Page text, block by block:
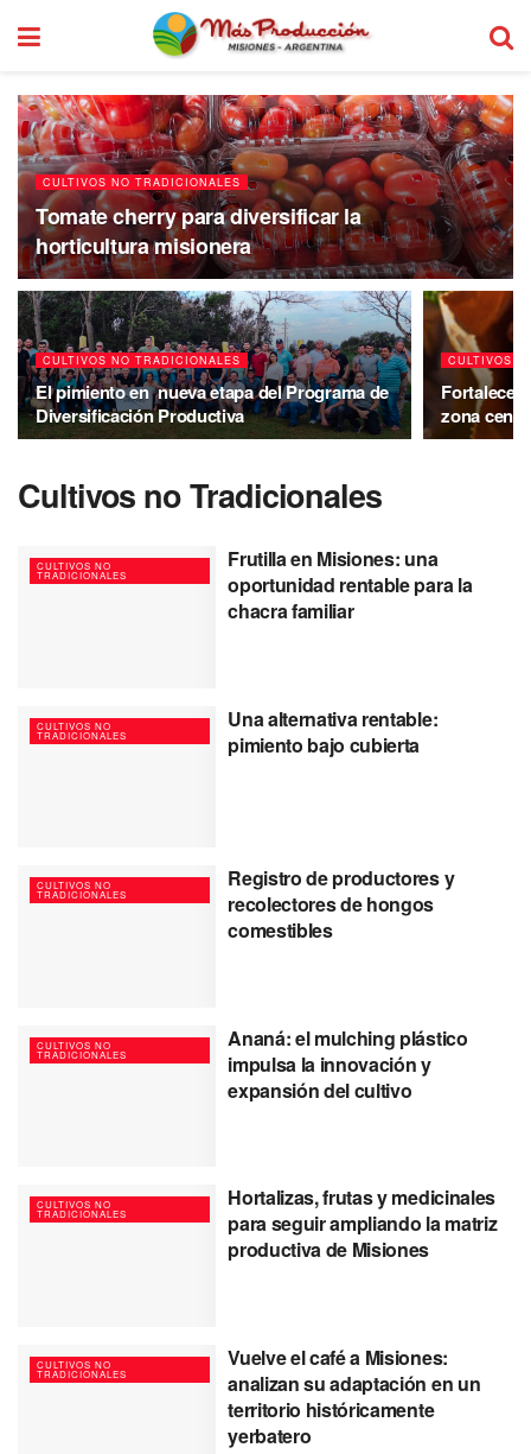
CULTIVOS NO TRADICIONALES
Tomate cherry para diversificar la
horticultura misionera
CULTIVOS NO TRADICIONALES
El pimiento en nueva etapa del Programa de
Diversificación Productiva
CULTIVOS
zona
Cultivos no Tradicionales
CULTIVOS NO
TRADICIONALES
Frutilla en Misiones: una
oportunidad rentable para la
chacra familiar
CULTIVOS NO
TRADICIONALES
Una alternativa rentable:
pimiento bajo cubierta
CULTIVOS NO
TRADICIONALES
Registro de productores y
recolectores de hongos
comestibles
CULTIVOS NO
TRADICIONALES
Ananá: el mulching plástico
impulsa la innovación y
expansión del cultivo
CULTIVOS NO
TRADICIONALES
Hortalizas, frutas y medicinales
para seguir ampliando la matriz
productiva de Misiones
CULTIVOS NO
TRADICIONALES
Vuelve el café a Misiones:
analizan su adaptación en un
territorio históricamente
yerbatero